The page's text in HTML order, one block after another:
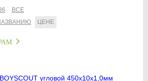
ВСЕ
ЦЕНЕ